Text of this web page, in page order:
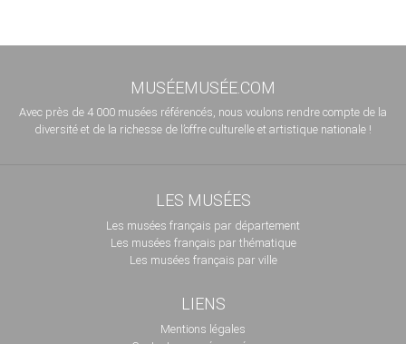
MUSÉEMUSÉE.COM
Avec près de 4 000 musées référencés, nous voulons rendre compte de la
diversité et de la richesse de l’offre culturelle et artistique nationale !
LES MUSÉES
Les musées français par département
Les musées français par thématique
Les musées français par ville
LIENS
Mentions légales